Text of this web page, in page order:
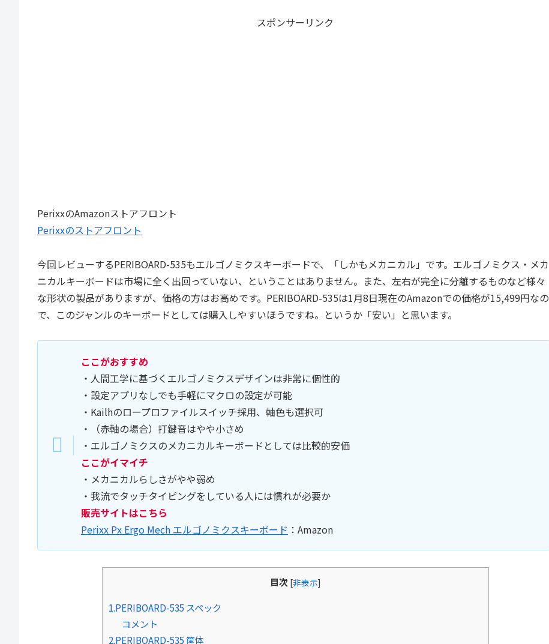
スポンサーリンク
PerixxのAmazonストアフロント
Perixxのストアフロント
今回レビューするPERIBOARD-535もエルゴノミクスキーボードで、「しかもメカニカル」です。エルゴノミクス・メカ
ニカルキーボードは市場に全く出回っていない、ということはありません。また、左右が完全に分離するものなど様々
な形状の製品がありますが、価格の方はお高めです。PERIBOARD-535は1月8日現在のAmazonでの価格が15,499円なの
で、このジャンルのキーボードとしては購入しやすいほうですね。というか「安い」と思います。
ここがおすすめ
・人間工学に基づくエルゴノミクスデザインは非常に個性的
・設定アプリなしでも手軽にマクロの設定が可能
・Kailhのロープロファイルスイッチ採用、軸色も選択可
・（赤軸の場合）打鍵音はやや小さめ
・エルゴノミクスのメカニカルキーボードとしては比較的安価
ここがイマイチ
・メカニカルらしさがやや弱め
・我流でタッチタイピングをしている人には慣れが必要か
販売サイトはこちら
Perixx Px Ergo Mech エルゴノミクスキーボード ：Amazon
目次 [非表示]
1.PERIBOARD-535 スペック
コメント
2.PERIBOARD-535 筐体